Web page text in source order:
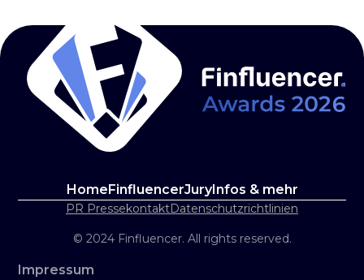
Home FinfluencerJuryInfos & mehr
© 2024 Finfluencer. All rights reserved.
PR PressekontaktDatenschutzrichtlinien
Impressum